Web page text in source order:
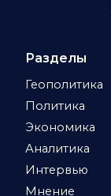
Разделы
Геополитика
Политика
Экономика
Аналитика
Интервью
Мнение